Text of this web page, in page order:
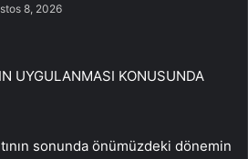
8, 2026
UYGULANMASI KONUSUNDA
sonunda önümüzdeki dönemin